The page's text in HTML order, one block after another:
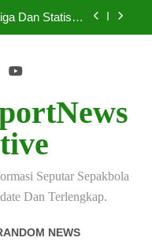
Dan Statistik
Besar
Dan Statistik
Persaingan
Super Ketat
Menjelang
Mei 2026
Seputar Sepakbola
Dan Terlengkap.
NEWS